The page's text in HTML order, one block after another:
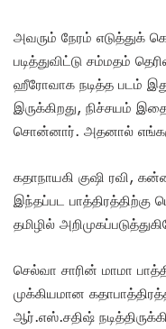
அவரும் நேரம் எடுத்துக்
படித்துவிட்டு சம்மதம்
ஹீரோவாக நடித்த படம்
இருக்கிறது, நிச்சயம்
சொன்னார். அதனால்
கதாநாயகி குஷி ரவி,
இந்தப்பட
தமிழில்
செல்வா சாரின் மாமா
முக்கியமான
ஆர்.எஸ்.சதிஷ்